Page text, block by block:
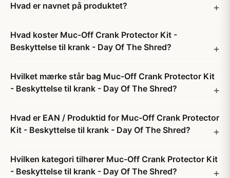
Hvad er navnet på produktet?
Hvad koster Muc-Off Crank Protector Kit -
Beskyttelse til krank - Day Of The Shred?
Hvilket mærke står bag Muc-Off Crank Protector Kit
- Beskyttelse til krank - Day Of The Shred?
Hvad er EAN / Produktid for Muc-Off Crank Protector
Kit - Beskyttelse til krank - Day Of The Shred?
Hvilken kategori tilhører Muc-Off Crank Protector Kit
- Beskyttelse til krank - Day Of The Shred?